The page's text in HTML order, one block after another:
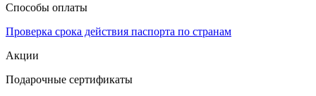
Способы оплаты
Проверка срока действия паспорта по странам
Акции
Подарочные сертификаты